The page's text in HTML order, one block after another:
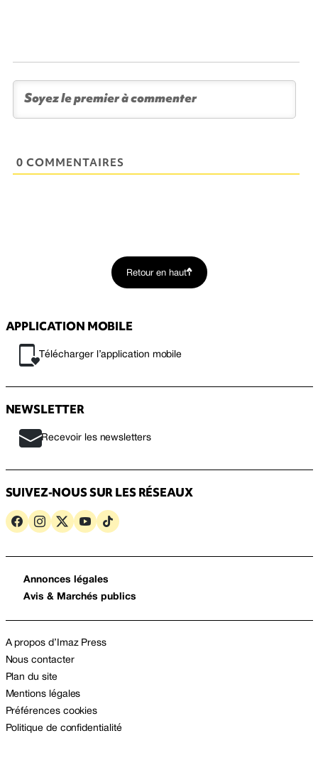
0 COMMENTAIRES
Retour en haut
APPLICATION MOBILE
Télécharger l’application mobile
NEWSLETTER
Recevoir les newsletters
SUIVEZ-NOUS SUR LES RÉSEAUX
Annonces légales
Avis & Marchés publics
A propos d’Imaz Press
Nous contacter
Plan du site
Mentions légales
Préférences cookies
Politique de confidentialité